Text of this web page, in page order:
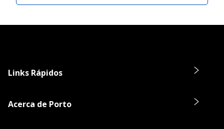
Links Rápidos
Acerca de Porto